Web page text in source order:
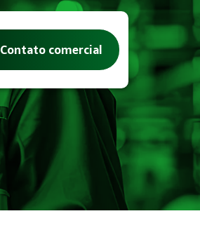
Contato comercial